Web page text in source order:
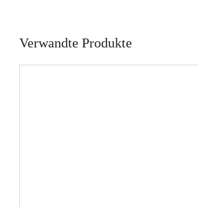
Verwandte Produkte